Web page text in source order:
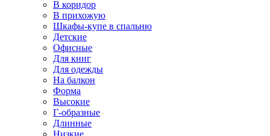
В коридор
В прихожую
Шкафы-купе в спальню
Детские
Офисные
Для книг
Для одежды
На балкон
Форма
Высокие
Г-образные
Длинные
Низкие